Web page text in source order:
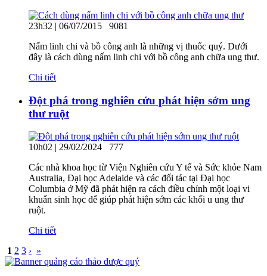
23h32 | 06/07/2015 9081
Nấm linh chi và bồ công anh là những vị thuốc quý. Dưới
đây là cách dùng nấm linh chi với bồ công anh chữa ung thư.
Chi tiết
Đột phá trong nghiên cứu phát hiện sớm ung
thư ruột
10h02 | 29/02/2024 777
Các nhà khoa học từ Viện Nghiên cứu Y tế và Sức khỏe Nam
Australia, Đại học Adelaide và các đối tác tại Đại học
Columbia ở Mỹ đã phát hiện ra cách điều chỉnh một loại vi
khuẩn sinh học để giúp phát hiện sớm các khối u ung thư
ruột.
Chi tiết
1 2 3 › »